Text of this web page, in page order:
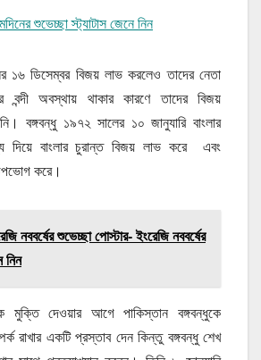
শুভেচ্ছা স্ট্যাটাস জেনে নিন
১৬ ডিসেম্বর বিজয় লাভ করলেও তাদের নেতা
বন্দী অবস্থায় থাকার কারণে তাদের বিজয়
বঙ্গবন্ধু ১৯৭২ সালের ১০ জানুযারি বাংলার
দিয়ে বাংলার চুরান্ত বিজয় লাভ করে এবং
করে।
নববর্ষের শুভেচ্ছা পোস্টার- ইংরেজি নববর্ষের
নিন
মুক্তি দেওয়ার আগে পাকিস্তান বঙ্গবন্ধুকে
রাখার একটি প্রস্তাব দেন কিন্তু বঙ্গবন্ধু শেখ